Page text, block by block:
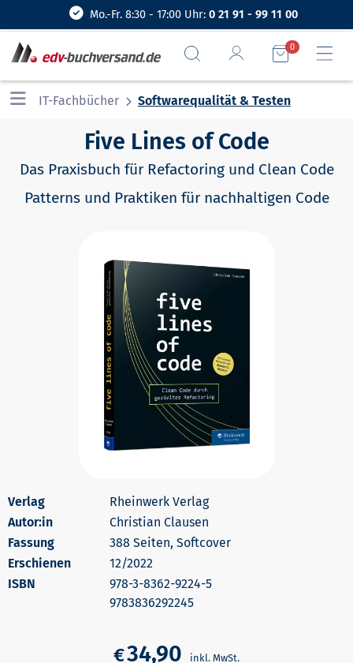
Mo.-Fr. 8:30 - 17:00 Uhr: 0 21 91 - 99 11 00
0
IT-Fachbücher Softwarequalität & Testen
Five Lines of Code
Das Praxisbuch für Refactoring und Clean Code
Patterns und Praktiken für nachhaltigen Code
Rheinwerk Verlag
Autor:in
Christian Clausen
388 Seiten, Softcover
Erschienen
12/2022
978-3-8362-9224-5
9783836292245
€34,90